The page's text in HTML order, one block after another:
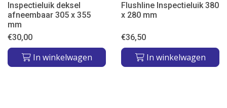
Inspectieluik deksel
afneembaar 305 x 355
mm
€30,00
In winkelwagen
Flushline Inspectieluik 380
x 280 mm
€36,50
In winkelwagen